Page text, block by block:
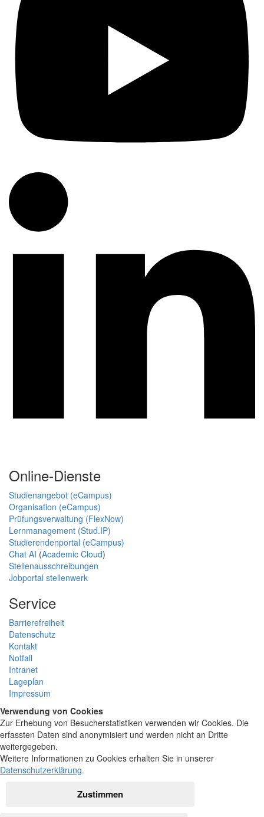
Online-Dienste
Studienangebot (eCampus)
Organisation (eCampus)
Prüfungsverwaltung (FlexNow)
Lernmanagement (Stud.IP)
Studierendenportal (eCampus)
Chat AI (Academic Cloud)
Stellenausschreibungen
Jobportal stellenwerk
Service
Barrierefreiheit
Datenschutz
Kontakt
Notfall
Intranet
Lageplan
Impressum
Verwendung von Cookies
Zur Erhebung von Besucherstatistiken verwenden wir Cookies. Die
erfassten Daten sind anonymisiert und werden nicht an Dritte
weitergegeben.
Weitere Informationen zu Cookies erhalten Sie in unserer
Datenschutzerklärung.
Zustimmen